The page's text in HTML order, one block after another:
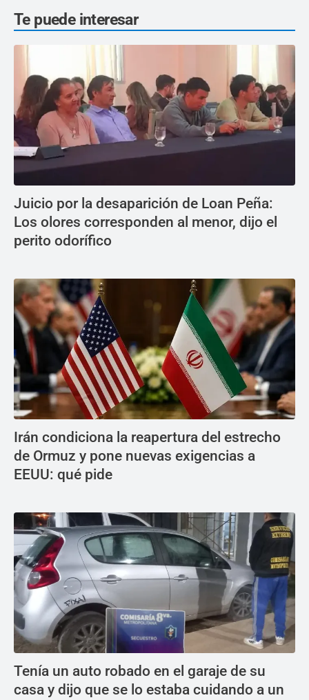
Te puede interesar
Juicio por la desaparición de Loan Peña:
Los olores corresponden al menor, dijo el
perito odorífico
Irán condiciona la reapertura del estrecho
de Ormuz y pone nuevas exigencias a
EEUU: qué pide
Tenía un auto robado en el garaje de su
casa y dijo que se lo estaba cuidando a un